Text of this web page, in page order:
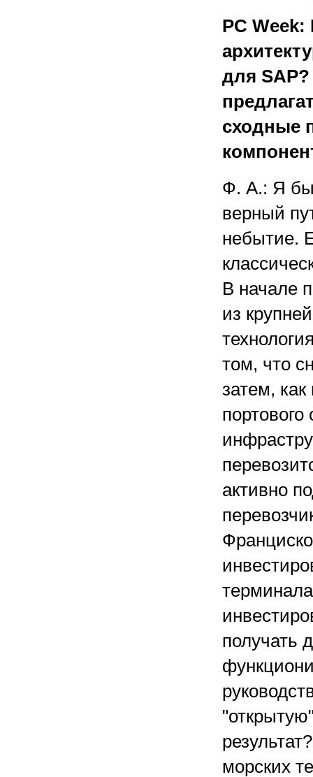
PC Week:
для
сходные
Ф. А.: Я бы
верный
небытие.
В начале
из
том, что
затем,
активно
получать
морских